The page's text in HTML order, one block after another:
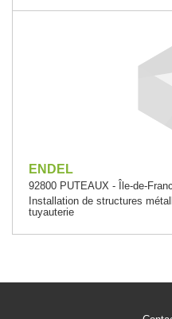
ENDEL
92800 PUTEAUX - Île-de-
Installation de structures
tuyauterie